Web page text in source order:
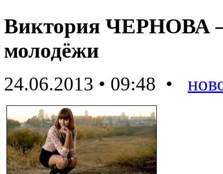
Виктория ЧЕРНОВА —
молодёжи
24.06.2013 • 09:48 •